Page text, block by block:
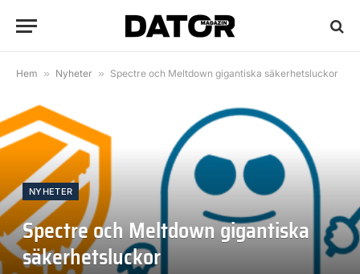
Hem » Nyheter » Spectre och Meltdown gigantiska säkerhetsluckor
NYHETER
Spectre och Meltdown gigantiska
säkerhetsluckor